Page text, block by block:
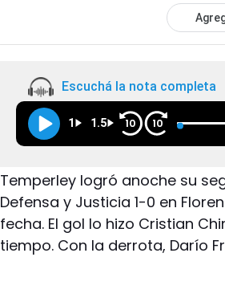
Escuchá la nota completa
1 1.5 10 10
Temperley logró anoche su
Defensa y Justicia 1-0 en
fecha. El gol lo hizo Cristian
tiempo. Con la derrota, Darío